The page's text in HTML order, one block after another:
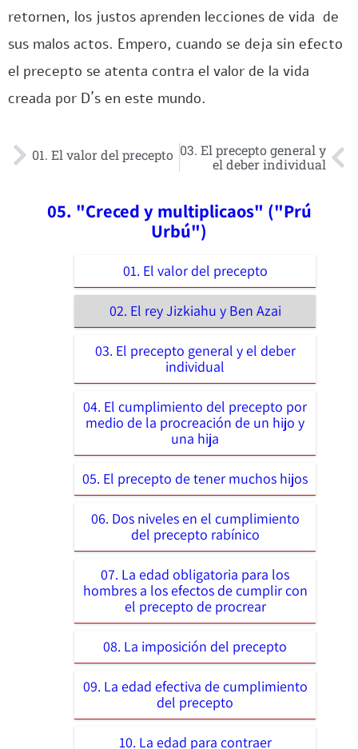
retornen, los justos aprenden lecciones de vida de
sus malos actos. Empero, cuando se deja sin efecto
el precepto se atenta contra el valor de la vida
creada por D´s en este mundo.
01. El valor del precepto 03. El precepto general y
el deber individual
05. "Creced y multiplicaos" ("Prú
Urbú")
01. El valor del precepto
02. El rey Jizkiahu y Ben Azai
03. El precepto general y el deber
individual
04. El cumplimiento del precepto por
medio de la procreación de un hijo y
una hija
05. El precepto de tener muchos hijos
06. Dos niveles en el cumplimiento
del precepto rabínico
07. La edad obligatoria para los
hombres a los efectos de cumplir con
el precepto de procrear
08. La imposición del precepto
09. La edad efectiva de cumplimiento
del precepto
10. La edad para contraer